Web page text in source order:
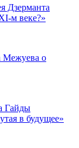
Дзерманта
м веке?»
Межуева о
Гайды
в будущее»